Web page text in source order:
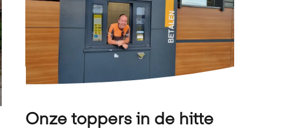
Onze toppers in de hitte